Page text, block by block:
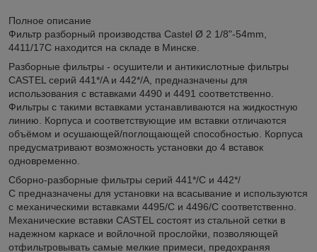
Полное описание
Фильтр разборный производства Castel Ø 2 1/8"-54mm,
4411/17C находится на складе в Минске.
Разборные фильтры - оcушители и антикислотные фильтры
CASTEL серий 441*/A и 442*/A, предназначены для
использования с вставками 4490 и 4491 соответственно.
Фильтры с такими вставками устанавливаются на жидкостную
линию. Корпуса и соответствующие им вставки отличаются
объёмом и осушающей/поглощающей способностью. Корпуса
предусматривают возможность установки до 4 вставок
одновременно.
Сборно-разборные фильтры серий 441*/С и 442*/
С предназначены для установки на всасывание и используются
с механическими вставками 4495/С и 4496/С соответственно.
Механические вставки CASTEL состоят из стальной сетки в
надежном каркасе и войлочной прослойки, позволяющей
отфильтровывать самые мелкие примеси, предохраняя